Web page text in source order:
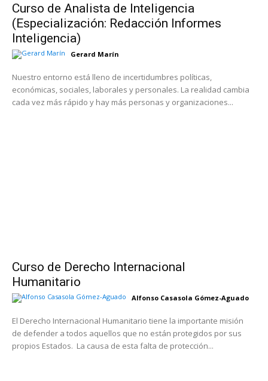
Curso de Analista de Inteligencia
(Especialización: Redacción Informes
Inteligencia)
Gerard Marín
Nuestro entorno está lleno de incertidumbres políticas,
económicas, sociales, laborales y personales. La realidad cambia
cada vez más rápido y hay más personas y organizaciones...
Curso de Derecho Internacional
Humanitario
Alfonso Casasola Gómez-Aguado
El Derecho Internacional Humanitario tiene la importante misión
de defender a todos aquellos que no están protegidos por sus
propios Estados. La causa de esta falta de protección...